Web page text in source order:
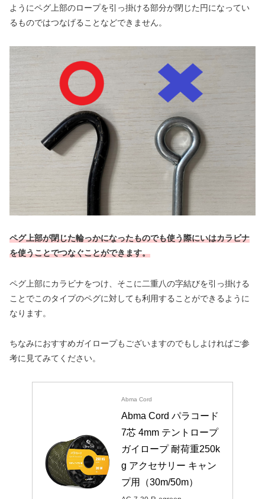
ようにペグ上部のロープを引っ掛ける部分が閉じた円になってい
るものではつなげることなどできません。
ペグ上部が閉じた輪っかになったものでも使う際にいはカラビナ
を使うことでつなぐことができます。
ペグ上部にカラビナをつけ、そこに二重八の字結びを引っ掛ける
ことでこのタイプのペグに対しても利用することができるように
なります。
ちなみにおすすめガイロープもございますのでもしよければご参
考に見てみてください。
Abma Cord
Abma Cord パラコード
7芯 4mm テントロープ
ガイロープ 耐荷重250k
g アクセサリー キャン
プ用（30m/50m）